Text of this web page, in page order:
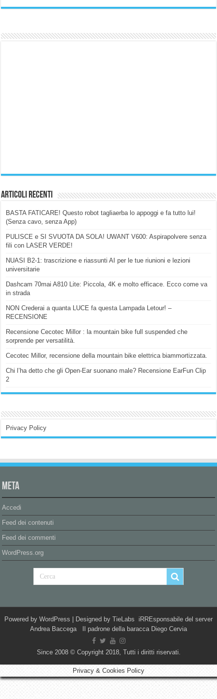
Articoli Recenti
BASTA FATICARE! Questo robot tagliaerba lo appoggi e fa tutto lui!
(Senza cavo, senza App)
PULISCE e SI SVUOTA DA SOLA! UWANT V600: Aspirapolvere senza
fili con LASER VERDE!
NUASI B2-1: trascrizione e riassunti AI per le tue riunioni e lezioni
universitarie
Dashcam 70mai A810 Lite: Piccola, 4K e molto efficace. Ecco come va
in strada
NON Crederai a quanta LUCE fa questa Lampada Letour! –
RECENSIONE
Recensione Cecotec Millor : la mountain bike full suspended che
sorprende per versatilità.
Cecotec Millor, recensione della mountain bike elettrica biammortizzata.
Chi l’ha detto che gli Open-Ear suonano male? Recensione EarFun Clip
2
Privacy Policy
Meta
Accedi
Feed dei contenuti
Feed dei commenti
WordPress.org
Powered by WordPress | Designed by TieLabs iRREsponsabile del server
Andrea Baccega Il padrone della baracca Diego Cervia
Since 2008 © Copyright 2018, Tutti i diritti riservati.
Privacy & Cookies Policy